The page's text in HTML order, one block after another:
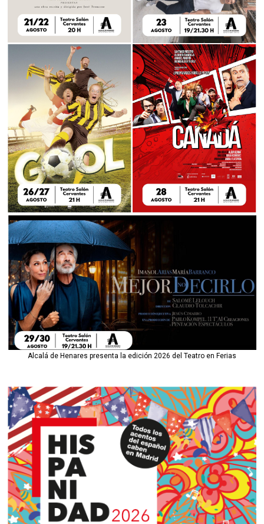
Alcalá de Henares presenta la edición 2026 del Teatro en Ferias